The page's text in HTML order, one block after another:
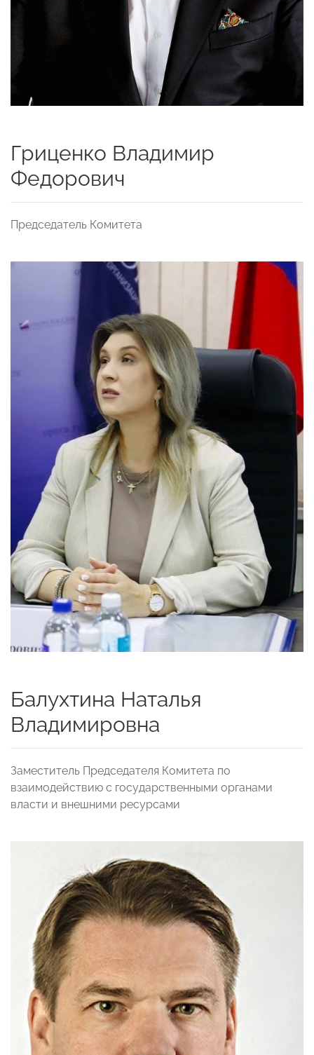
Гриценко Владимир
Федорович
Председатель Комитета
Балухтина Наталья
Владимировна
Заместитель Председателя Комитета по
взаимодействию с государственными органами
власти и внешними ресурсами